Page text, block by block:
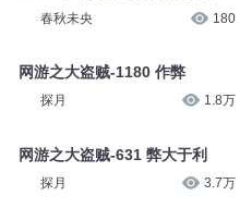
春秋未央 180
网游之大盗贼-1180 作弊
探月 1.8万
网游之大盗贼-631 弊大于利
探月 3.7万